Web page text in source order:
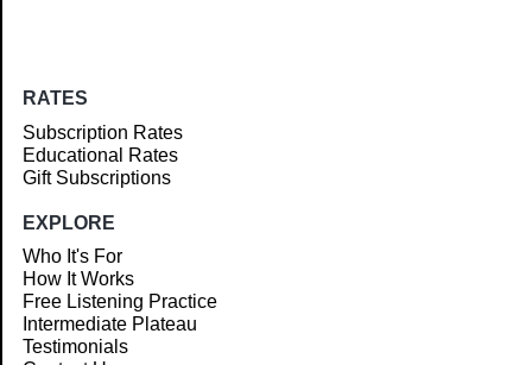
RATES
Subscription Rates
Educational Rates
Gift Subscriptions
EXPLORE
Who It's For
How It Works
Free Listening Practice
Intermediate Plateau
Testimonials